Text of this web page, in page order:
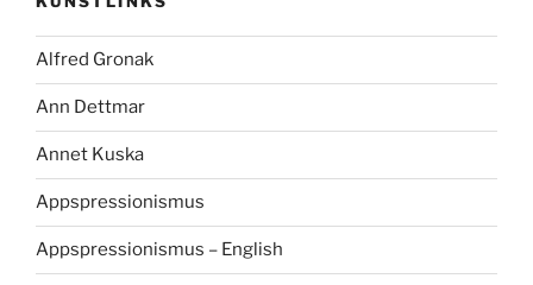
Alfred Gronak
Ann Dettmar
Annet Kuska
Appspressionismus
Appspressionismus – English